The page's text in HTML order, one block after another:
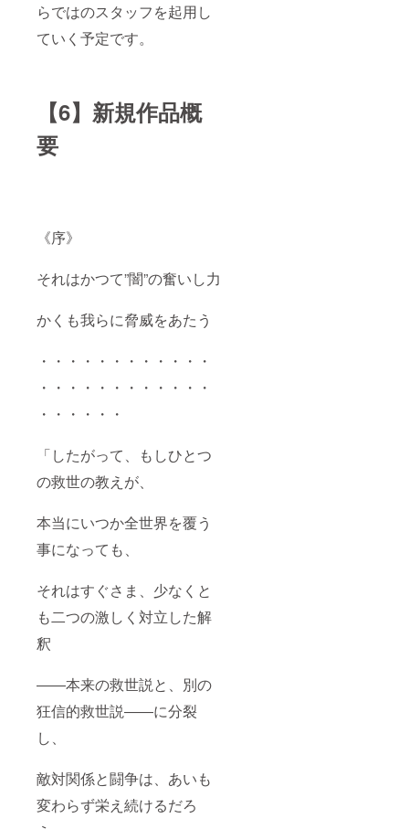
らではのスタッフを起用し
ていく予定です。
【6】新規作品概
要
《序》
それはかつて”闇”の奮いし力
かくも我らに脅威をあたう
・・・・・・・・・・・・
・・・・・・・・・・・・
・・・・・・
「したがって、もしひとつ
の救世の教えが、
本当にいつか全世界を覆う
事になっても、
それはすぐさま、少なくと
も二つの激しく対立した解
釈
――本来の救世説と、別の
狂信的救世説――に分裂
し、
敵対関係と闘争は、あいも
変わらず栄え続けるだろ